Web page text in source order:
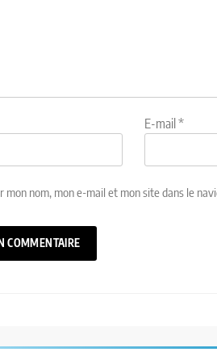
E-mail *
mon nom, mon e-mail et mon site dans le